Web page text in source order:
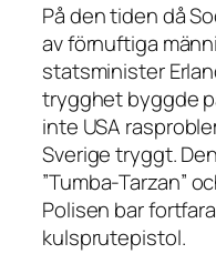
På den tiden då
av förnuftiga
statsminister
trygghet byggde
inte USA
Sverige tryggt.
”Tumba-Tarzan”
Polisen bar
kulsprutepistol.